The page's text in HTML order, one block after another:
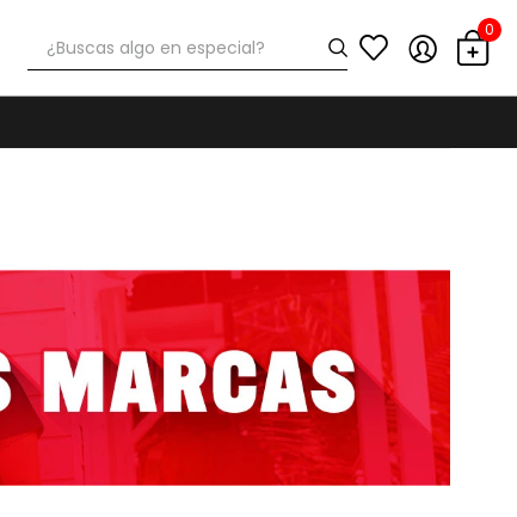
¿Buscas algo en especial? 0